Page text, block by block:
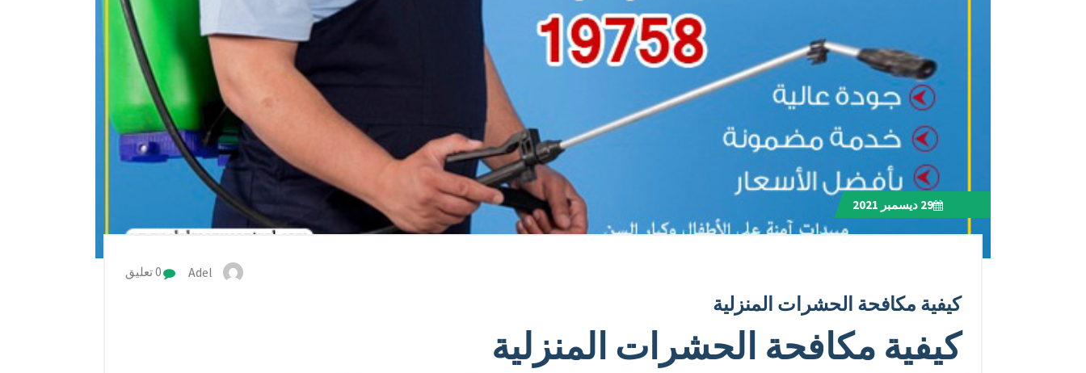
29 ديسمبر 2021
Adel
كيفية مكافحة الحشرات المنزلية
كيفية مكافحة الحشرات المنزلية